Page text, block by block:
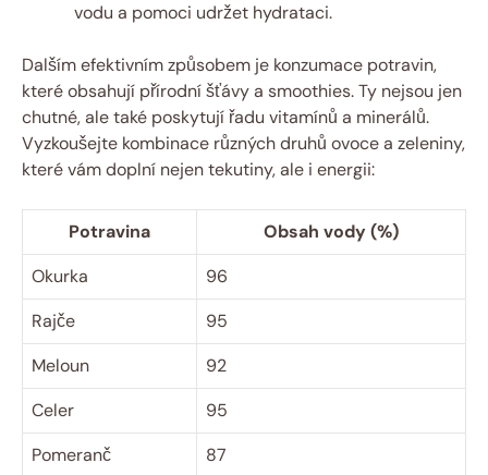
vodu a pomoci udržet hydrataci.
Dalším efektivním způsobem je konzumace potravin,
které obsahují přírodní šťávy a smoothies. Ty nejsou jen
chutné, ale také poskytují řadu vitamínů a minerálů.
Vyzkoušejte kombinace různých druhů ovoce a zeleniny,
které vám doplní nejen tekutiny, ale i energii:
Potravina
Obsah vody (%)
Okurka
96
Rajče
95
Meloun
92
Celer
95
Pomeranč
87